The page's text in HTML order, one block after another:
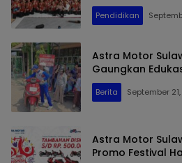
Pendidikan
Astra Motor
Gaungkan
Berita September
Astra Motor
Promo Festival